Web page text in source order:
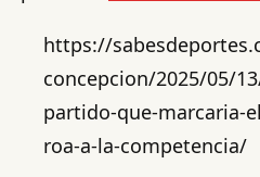
https://
concepcion/2025/05/
partido-que-marcaria-
roa-a-la-competencia/